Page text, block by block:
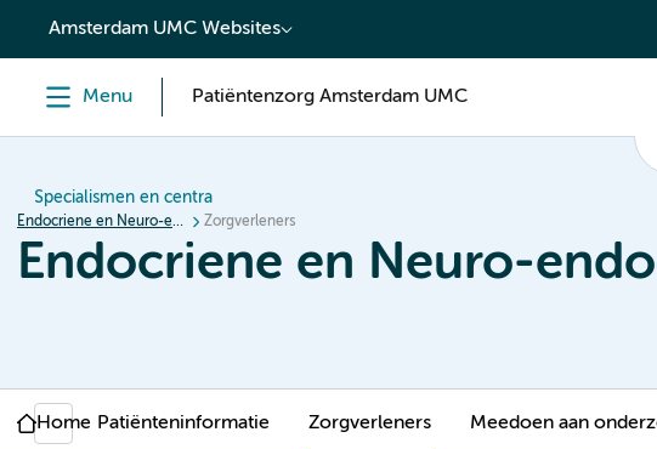
content
Amsterdam UMC Websites
Menu Patiëntenzorg Amsterdam UMC
Specialismen en centra
Endocriene en Neuro-endocriene Tumoren (ACcENT) Zorgverleners
Endocriene en Neuro-
Home Patiënteninformatie Zorgverleners Meedoen aan